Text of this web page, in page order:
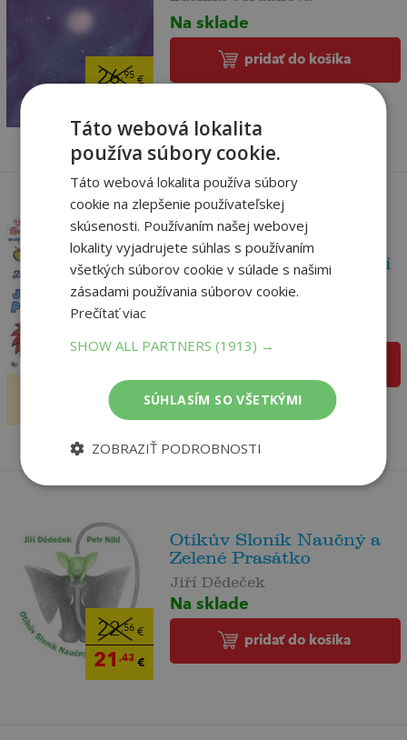
26,95€
Na sklade
pridať do košíka
€
23
Docela malé ježčí pískání
s Písničkou...
22,56€
21 ,43€
Otíkův Sloník Naučný a
Zelené Prasátko
Jiří Dědeček
Na sklade
pridať do košíka
Táto webová lokalita
používa súbory cookie.
Táto webová lokalita používa súbory
cookie na zlepšenie používateľskej
skúsenosti. Používaním našej webovej
lokality vyjadrujete súhlas s používaním
všetkých súborov cookie v súlade s našimi
zásadami používania súborov cookie.
Prečítať viac
SHOW ALL PARTNERS(1913) →
SÚHLASÍM SO VŠETKÝMI
ZOBRAZIŤ PODROBNOSTI